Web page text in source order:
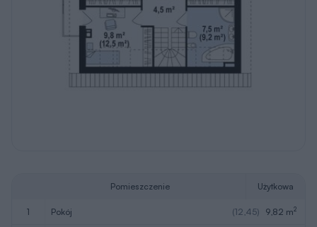
Pomieszczenie Użytkowa
1 pokój (12,45) 9,82 m2